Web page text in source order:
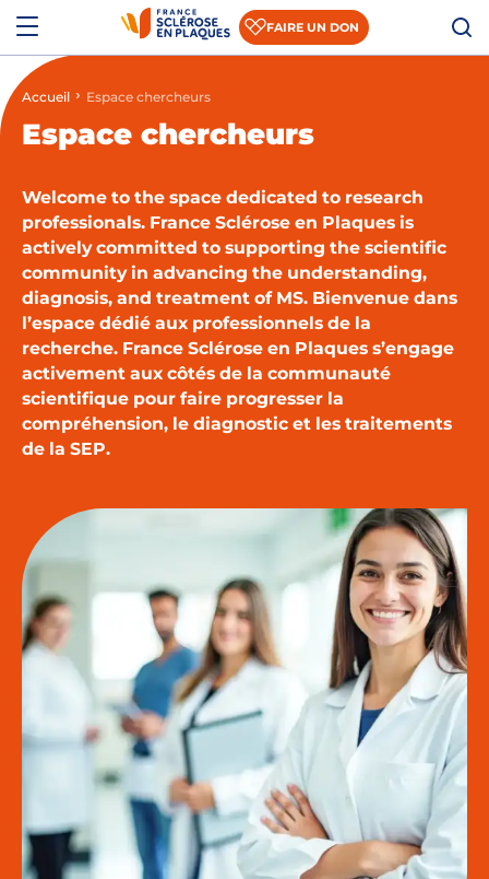
Aller au contenu
Aller à la recherche
FAIRE UN DON
Qui sommes-nous ?
Comprendre la SEP
Accompagner les patients et les aidants
S’informer sur la recherche
Nous rejoindre
Nous soutenir
Actualités
Espace chercheurs
Mon compte
Accueil Espace chercheurs
Espace chercheurs
Welcome to the space dedicated to research
professionals. France Sclérose en Plaques is
actively committed to supporting the scientific
community in advancing the understanding,
diagnosis, and treatment of MS. Bienvenue dans
l’espace dédié aux professionnels de la
recherche. France Sclérose en Plaques s’engage
activement aux côtés de la communauté
scientifique pour faire progresser la
compréhension, le diagnostic et les traitements
de la SEP.